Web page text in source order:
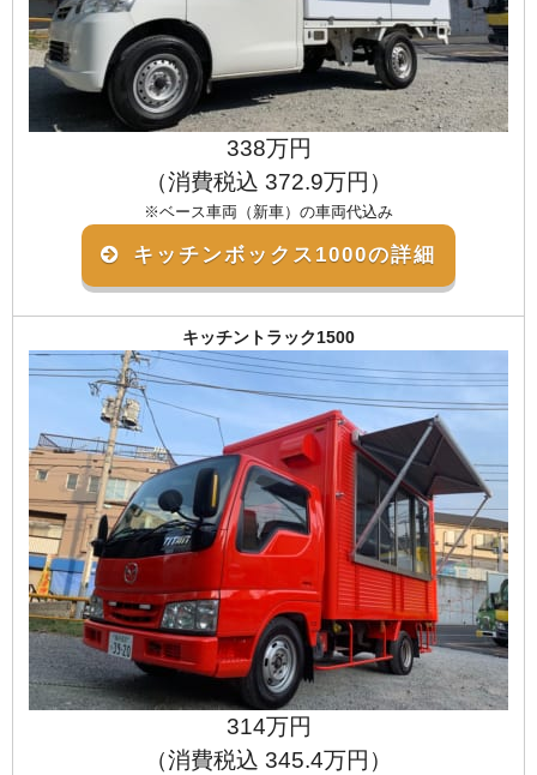
338万円
（消費税込 372.9万円）
※ベース車両（新車）の車両代込み
キッチンボックス1000の詳細
キッチントラック1500
314万円
（消費税込 345.4万円）